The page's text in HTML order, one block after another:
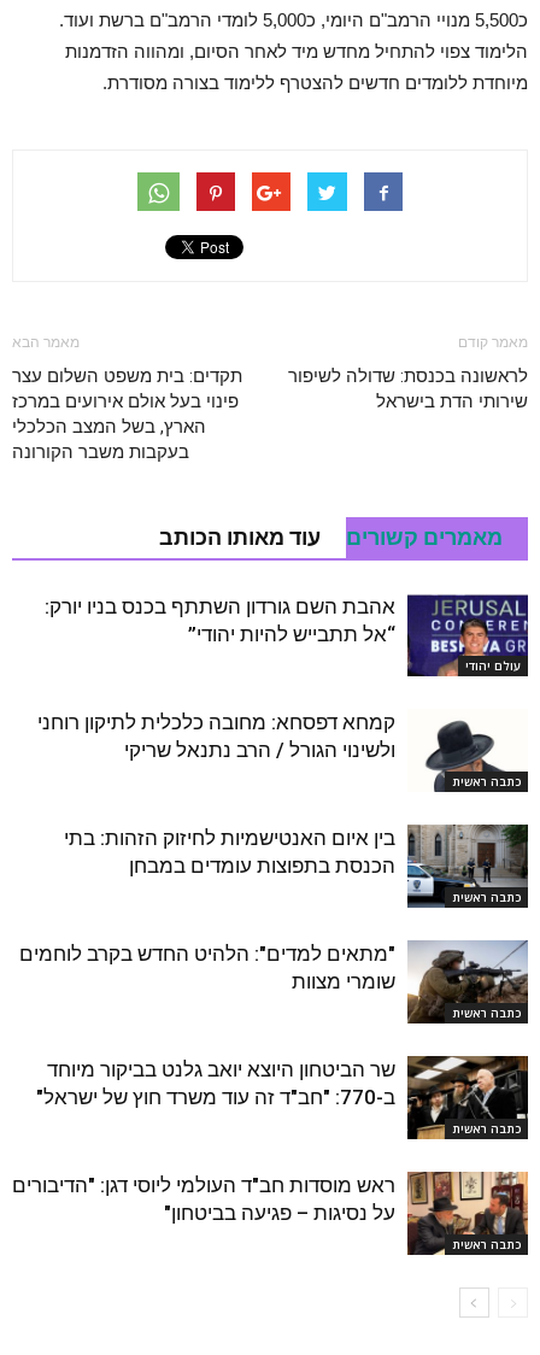
כ5,500 מנויי הרמב"ם היומי, כ5,000 לומדי הרמב"ם ברשת ועוד.
הלימוד צפוי להתחיל מחדש מיד לאחר הסיום, ומהווה הזדמנות
מיוחדת ללומדים חדשים להצטרף ללימוד בצורה מסודרת.
מאמר קודם
לראשונה בכנסת: שדולה לשיפור
שירותי הדת בישראל
מאמר הבא
תקדים: בית משפט השלום עצר
פינוי בעל אולם אירועים במרכז
הארץ, בשל המצב הכלכלי
בעקבות משבר הקורונה
מאמרים קשורים עוד מאותו הכותב
עולם יהודי
אהבת השם גורדון השתתף בכנס בניו יורק:
“אל תתבייש להיות יהודי”
כתבה ראשית
קמחא דפסחא: מחובה כלכלית לתיקון רוחני
ולשינוי הגורל / הרב נתנאל שריקי
כתבה ראשית
בין איום האנטישמיות לחיזוק הזהות: בתי
הכנסת בתפוצות עומדים במבחן
כתבה ראשית
"מתאים למדים": הלהיט החדש בקרב לוחמים
שומרי מצוות
כתבה ראשית
שר הביטחון היוצא יואב גלנט בביקור מיוחד
ב-770: "חב"ד זה עוד משרד חוץ של ישראל"
כתבה ראשית
ראש מוסדות חב"ד העולמי ליוסי דגן: "הדיבורים
על נסיגות – פגיעה בביטחון"